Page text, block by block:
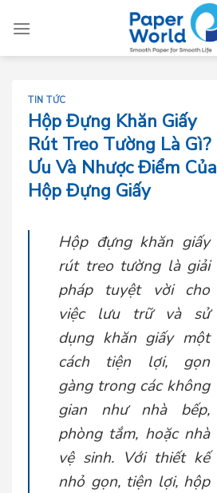
TIN TỨC
Hộp Đựng Khăn Giấy
Rút Treo Tường Là Gì?
Ưu Và Nhược Điểm Của
Hộp Đựng Giấy
Hộp đựng khăn giấy
rút treo tường là giải
pháp tuyệt vời cho
việc lưu trữ và sử
dụng khăn giấy một
cách tiện lợi, gọn
gàng trong các không
gian như nhà bếp,
phòng tắm, hoặc nhà
vệ sinh. Với thiết kế
nhỏ gọn, tiện lợi, hộp